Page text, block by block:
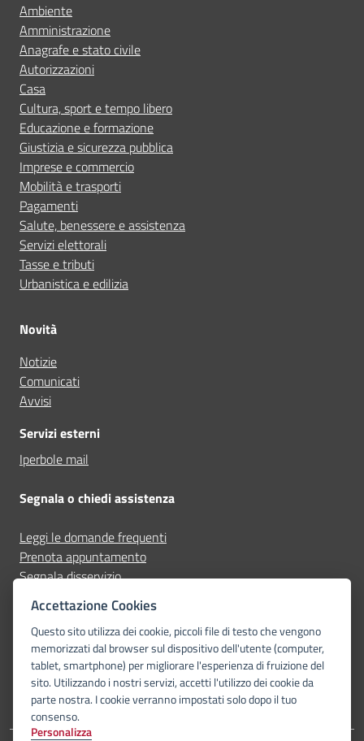
Ambiente
Amministrazione
Anagrafe e stato civile
Autorizzazioni
Casa
Cultura, sport e tempo libero
Educazione e formazione
Giustizia e sicurezza pubblica
Imprese e commercio
Mobilità e trasporti
Pagamenti
Salute, benessere e assistenza
Servizi elettorali
Tasse e tributi
Urbanistica e edilizia
Novità
Notizie
Comunicati
Avvisi
Servizi esterni
Iperbole mail
Segnala o chiedi assistenza
Leggi le domande frequenti
Prenota appuntamento
Segnala disservizio
Richiedi assistenza
Seguici su
facebookinstagram
youtubetelegram-plane
whatsapp
Accettazione Cookies
Questo sito utilizza dei cookie, piccoli file di testo che vengono
memorizzati dal browser sul dispositivo dell'utente (computer,
tablet, smartphone) per migliorare l'esperienza di fruizione del
sito. Utilizzando i nostri servizi, accetti l'utilizzo dei cookie da
parte nostra. I cookie verranno impostati solo dopo il tuo
consenso.
Personalizza